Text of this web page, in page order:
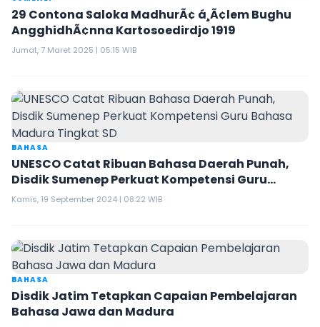
29 Contona Saloka MadhurÃ¢ á¸Ã¢lem Bughu
AngghidhÃ¢nna Kartosoedirdjo 1919
Jumat, 7 Maret 2025 | 05:15 WIB
BAHASA
UNESCO Catat Ribuan Bahasa Daerah Punah,
Disdik Sumenep Perkuat Kompetensi Guru
Bahasa Madura Tingkat SD
Kamis, 19 September 2024 | 08:22 WIB
BAHASA
Disdik Jatim Tetapkan Capaian Pembelajaran
Bahasa Jawa dan Madura